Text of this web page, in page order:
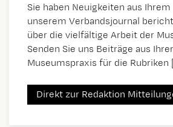
Sie haben Neuigkeiten aus
unserem Verbandsjournal
über die vielfältige Arbeit der
Senden Sie uns Beiträge aus Ihrer
Museumspraxis für die Rubriken
Direkt zur Redaktion